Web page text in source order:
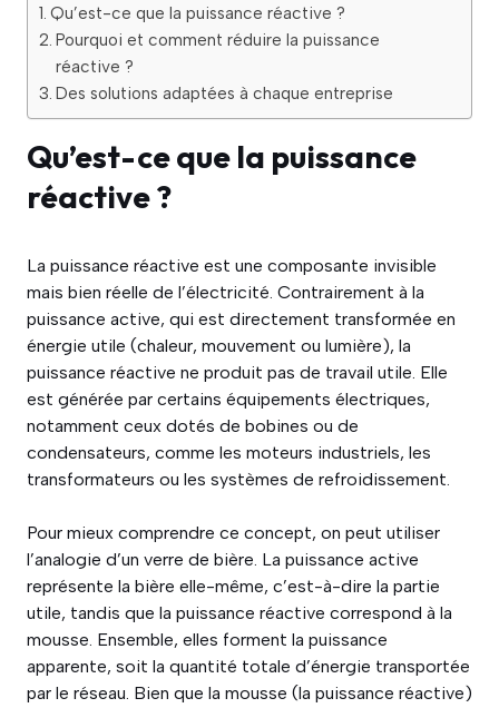
Qu’est-ce que la puissance réactive ?
Pourquoi et comment réduire la puissance
réactive ?
Des solutions adaptées à chaque entreprise
Qu’est-ce que la puissance
réactive ?
La puissance réactive est une composante invisible
mais bien réelle de l’électricité. Contrairement à la
puissance active, qui est directement transformée en
énergie utile (chaleur, mouvement ou lumière), la
puissance réactive ne produit pas de travail utile. Elle
est générée par certains équipements électriques,
notamment ceux dotés de bobines ou de
condensateurs, comme les moteurs industriels, les
transformateurs ou les systèmes de refroidissement.
Pour mieux comprendre ce concept, on peut utiliser
l’analogie d’un verre de bière. La puissance active
représente la bière elle-même, c’est-à-dire la partie
utile, tandis que la puissance réactive correspond à la
mousse. Ensemble, elles forment la puissance
apparente, soit la quantité totale d’énergie transportée
par le réseau. Bien que la mousse (la puissance réactive)